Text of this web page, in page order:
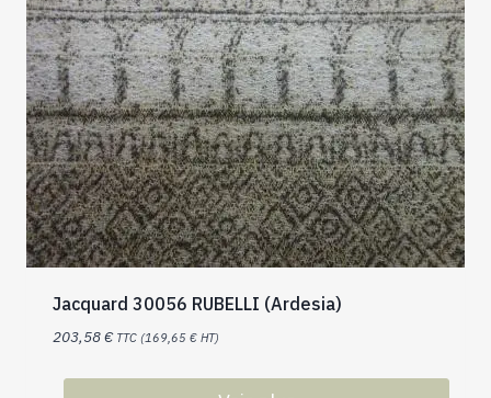
Jacquard 30056 RUBELLI (Ardesia)
203,58€ TTC (169,65 € HT)